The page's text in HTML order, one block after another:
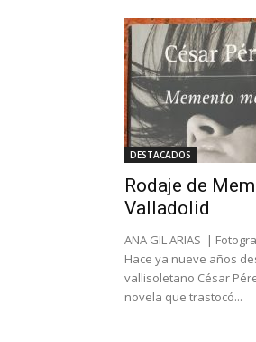
DESTACADOS
Rodaje de
Valladolid
ANA GIL ARIAS |
Hace ya nueve años
vallisoletano César
novela que trastocó...